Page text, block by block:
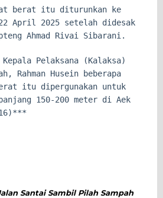
berat itu diturunkan ke
April 2025 setelah didesak
Ahmad Rivai Sibarani.
Pelaksana (Kalaksa)
Rahman Husein beberapa
itu dipergunakan untuk
150-200 meter di Aek
Santai Sambil Pilah Sampah